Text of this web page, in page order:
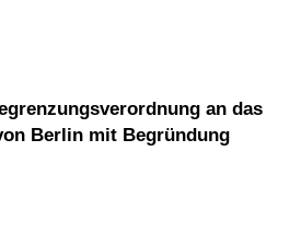
an das
Berlin mit Begründung